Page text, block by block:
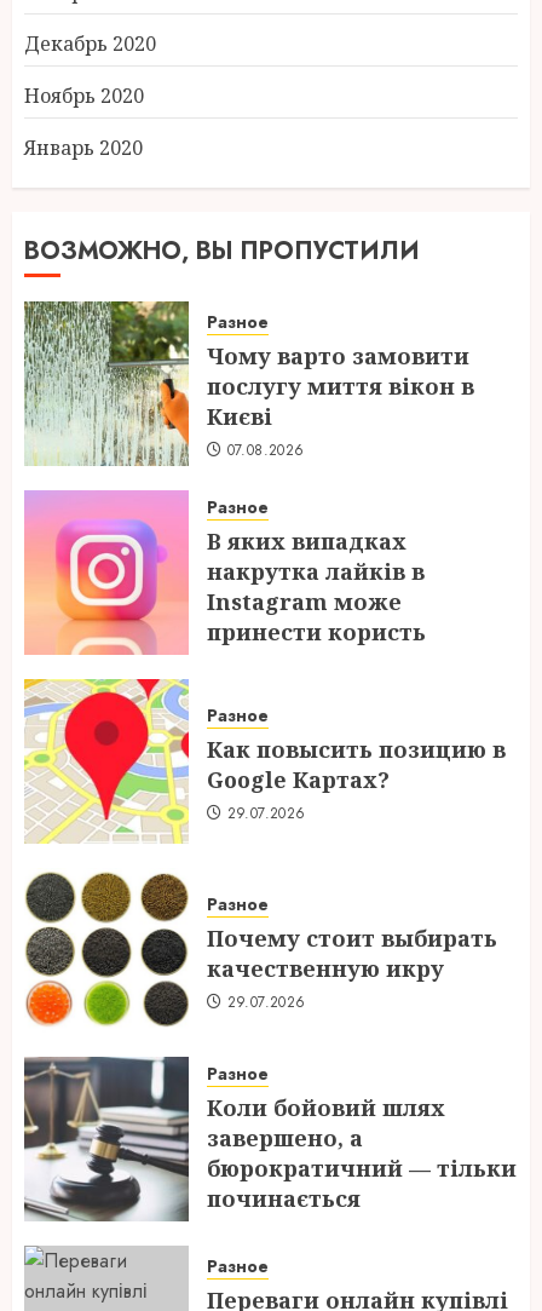
Декабрь 2020
Ноябрь 2020
Январь 2020
ВОЗМОЖНО, ВЫ ПРОПУСТИЛИ
Разное
Чому варто замовити
послугу миття вікон в
Києві
07.08.2026
Разное
В яких випадках
накрутка лайків в
Instagram може
принести користь
Разное
Как повысить позицию в
Google Картах?
29.07.2026
Разное
Почему стоит выбирать
качественную икру
29.07.2026
Разное
Коли бойовий шлях
завершено, а
бюрократичний — тільки
починається
Разное
Переваги онлайн купівлі